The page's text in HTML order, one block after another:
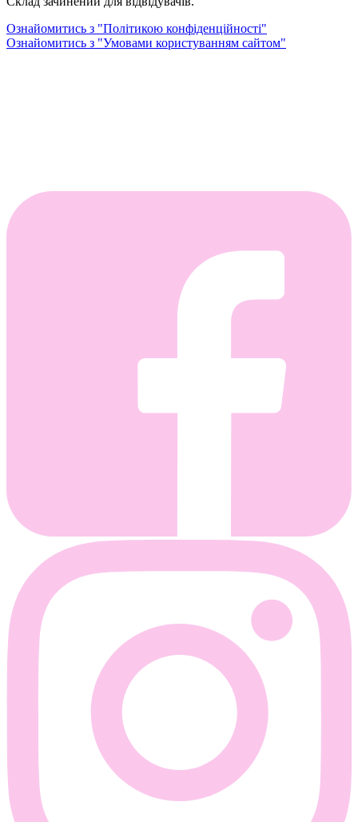
Ознайомитись з "Політикою конфіденційності"
Ознайомитись з "Умовами користуванням сайтом"